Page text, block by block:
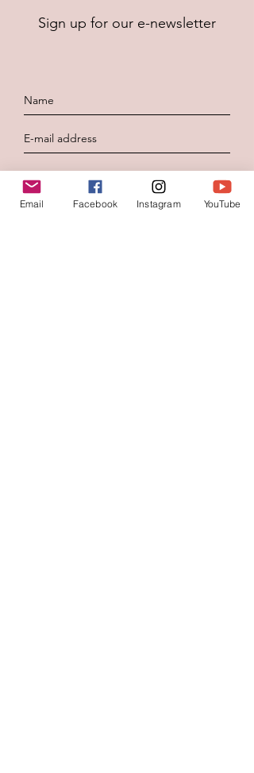
Sign up for our e-newsletter
Email Facebook Instagram YouTube